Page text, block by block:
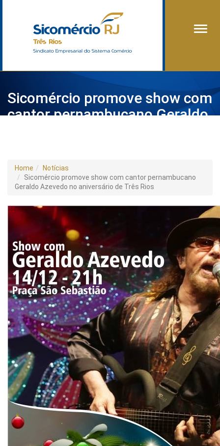
Sicomércio promove show com
cantor pernambucano Geraldo
Home
Notícias
Sicomércio promove show com cantor pernambucano
Geraldo Azevedo no aniversário de Três Rios